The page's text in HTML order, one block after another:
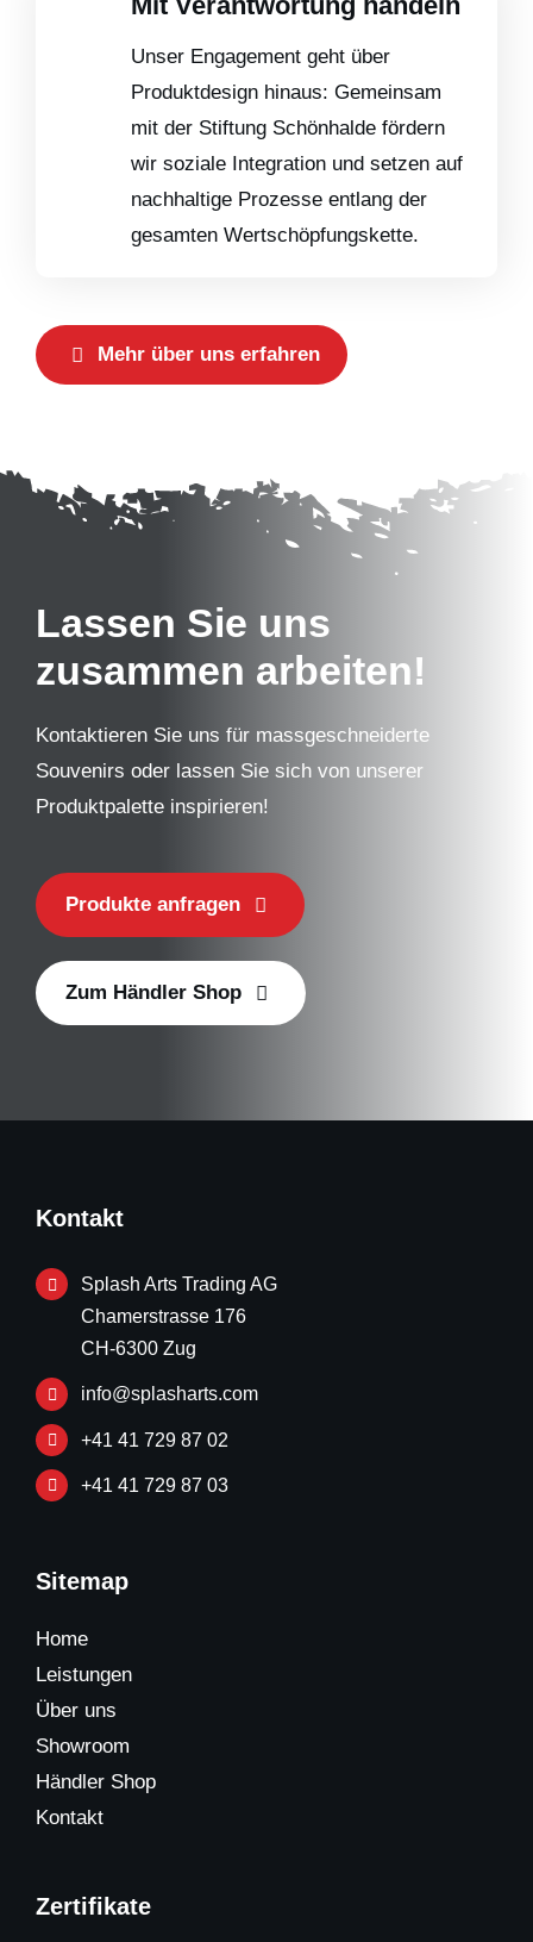
Unser Engagement geht über
Produktdesign hinaus: Gemeinsam
mit der Stiftung Schönhalde fördern
wir soziale Integration und setzen auf
nachhaltige Prozesse entlang der
gesamten Wertschöpfungskette.
Mehr über uns erfahren
Lassen Sie uns
zusammen arbeiten!
Kontaktieren Sie uns für massgeschneiderte
Souvenirs oder lassen Sie sich von unserer
Produktpalette inspirieren!
Produkte anfragen
Zum Händler Shop
Kontakt
Splash Arts Trading AG
Chamerstrasse 176
CH-6300 Zug
info@splasharts.com
+41 41 729 87 02
+41 41 729 87 03
Sitemap
Home
Leistungen
Über uns
Showroom
Händler Shop
Kontakt
Zertifikate